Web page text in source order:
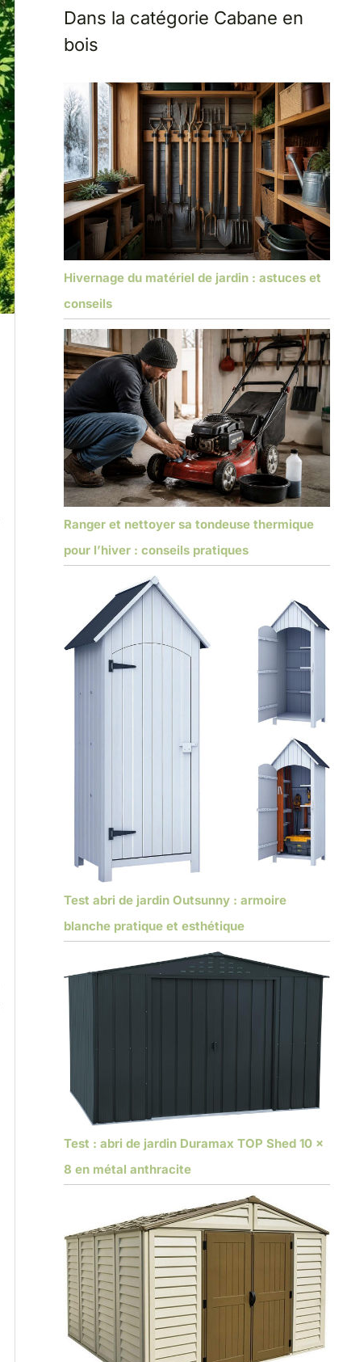
Dans la catégorie Cabane en
bois
Hivernage du matériel de jardin : astuces et
conseils
Ranger et nettoyer sa tondeuse thermique
pour l’hiver : conseils pratiques
Test abri de jardin Outsunny : armoire
blanche pratique et esthétique
Test : abri de jardin Duramax TOP Shed 10 x
8 en métal anthracite